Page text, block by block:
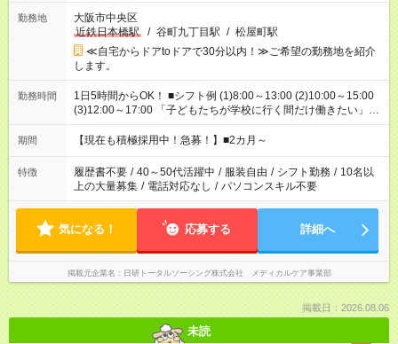
勤務地
大阪市中央区
近鉄日本橋駅
/ 谷町九丁目駅 / 松屋町駅
≪自宅からドアtoドアで30分以内！≫ご希望の勤務地を紹介
します。
勤務時間
1日5時間からOK！ ■シフト例 (1)8:00～13:00 (2)10:00～15:00
(3)12:00～17:00 「子どもたちが学校に行く間だけ働きたい」
「余裕を持って夕飯の準備がしたい」 「午前中は働いて、午後
はプライベートの時間にしたい」 など、ご希望を教えてくださ
間と、もう1つのお仕事の勤務時間。 合計で週40時間を超える
場合は応募できません。
期間 【現在も積極採用中！急募！】■2カ月～
特徴 履歴書不要 / 40～50代活躍中 / 服装自由 / シフト勤務 / 10名以
上の大量募集 / 電話対応なし / パソコンスキル不要
気になる！ 応募する 詳細へ
掲載元企業名 日研トータルソーシング株式会社 メディカルケア事業部
掲載日：2026.08.06
未読